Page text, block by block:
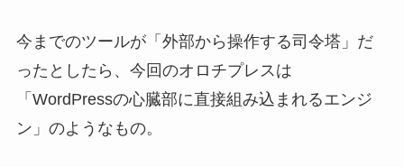
今までのツールが「外部から操作する司令塔」だ
ったとしたら、今回のオロチプレスは
「WordPressの心臓部に直接組み込まれるエンジ
ン」のようなもの。